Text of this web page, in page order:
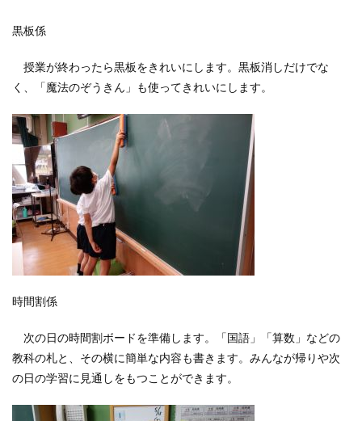
黒板係
授業が終わったら黒板をきれいにします。黒板消しだけでな
く、「魔法のぞうきん」も使ってきれいにします。
時間割係
次の日の時間割ボードを準備します。「国語」「算数」などの
教科の札と、その横に簡単な内容も書きます。みんなが帰りや次
の日の学習に見通しをもつことができます。